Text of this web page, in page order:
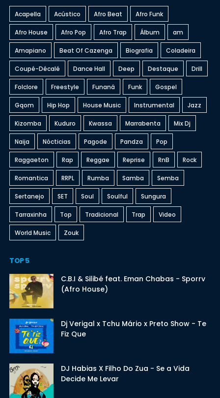
Acapella Acústico Afro Beat Afro Funk
Afro House Afro Pop Afro Trap Álbum am
Amapiano Beat Of Cazenga Biografia Coladeira
Coupé-Décalé Dance Hall Deep Destaque Drill
Folclore Freestyle Funaná Funk Gospel
Gqom Hip Hop House Music Instrumental Jazz
Kizomba Kuduro Kwassa Marrabenta Mix Dj
Naija Nócticias Pagode Pandza Pop
Raggaeton Rap Reggae Reprise RnB Rock
Romantica RRPL Rumba Samba Semba
Sertanejo SET Soul Soulful Sungura
Tarraxinha Top Tradicional Trap Video
World Music Zouk
TOP 5
C.B.I & Silibé feat. Eman Chabas - Sporrv
(Afro House)
Dj Verigal x Tchu Mário x Preto Show - Te
Fiz Que
DJ Habias X Filho Do Zua - Se a Vida
Decide Me Levar